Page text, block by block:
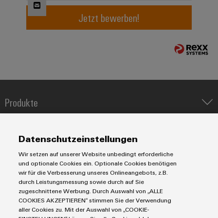
Digital
Engineering
auf einem
neuen Niveau
‒ intuitiv,
unkompliziert,
schnell
Jetzt bewerben!
Produkte
Koppelrelais
Leiterplattensteckverbinder und Leiterplattenklemmen
Markierungssysteme
Reihenklemmen
Stromversorgungen
Industrial IoT
Industrial Security
Single Pair Ethernet
Smart Metering
SNAP IN Anschlusstechnologie
Service
Connectivity Consulting
eShop / Digitale Bestellmöglichkeiten
Engineering-Daten
Industrien
Datencenter
Datenschutzeinstellungen
Wir setzen auf unserer Website unbedingt erforderliche
und optionale Cookies ein. Optionale Cookies benötigen
wir für die Verbesserung unseres Onlineangebots, z.B.
durch Leistungsmessung sowie durch auf Sie
zugeschnittene Werbung. Durch Auswahl von „ALLE
COOKIES AKZEPTIEREN“ stimmen Sie der Verwendung
aller Cookies zu. Mit der Auswahl von „COOKIE-